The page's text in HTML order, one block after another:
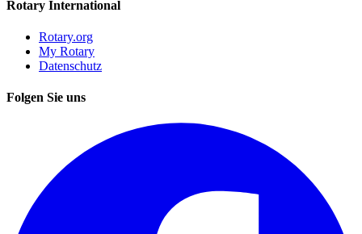
Rotary International
Rotary.org
My Rotary
Datenschutz
Folgen Sie uns